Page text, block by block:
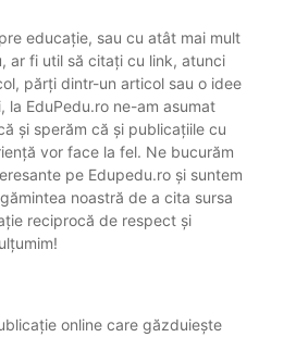
educație, sau cu atât mai mult
ar fi util să citați cu link, atunci
părți dintr-un articol sau o idee
la EduPedu.ro ne-am asumat
și sperăm că și publicațiile cu
vor face la fel. Ne bucurăm
pe Edupedu.ro și suntem
noastră de a cita sursa
reciprocă de respect și
online care găzduiește